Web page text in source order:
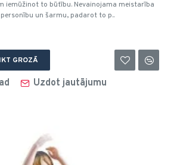
iemūžinot to būtību. Nevainojama meistarība
un šarmu, padarot to p..
GROZĀ
Uzdot jautājumu